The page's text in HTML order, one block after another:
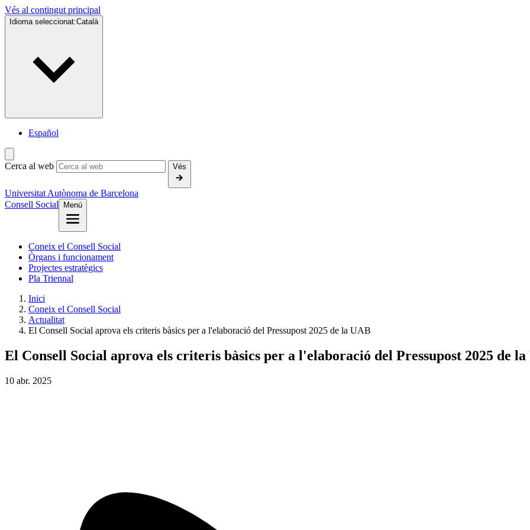
Vés al contingut principal
Idioma seleccionat:Català
Español
Cerca al web Vés
Universitat Autònoma de Barcelona
Consell Social
Menú
Coneix el Consell Social
Òrgans i funcionament
Projectes estratègics
Pla Triennal
Inici
Coneix el Consell Social
Actualitat
El Consell Social aprova els criteris bàsics per a l'elaboració del Pressupost 2025 de la UAB
El Consell Social aprova els criteris bàsics per a l'elaboració del Pressupost 2025 de
10 abr. 2025